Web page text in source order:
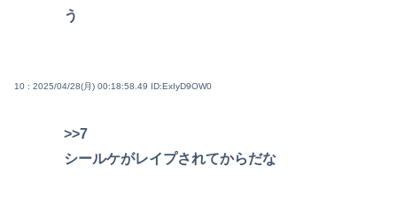
う
10 : 2025/04/28(月) 00:18:58.49 ID:ExIyD9OW0
>>7
シールケがレイプされてからだな